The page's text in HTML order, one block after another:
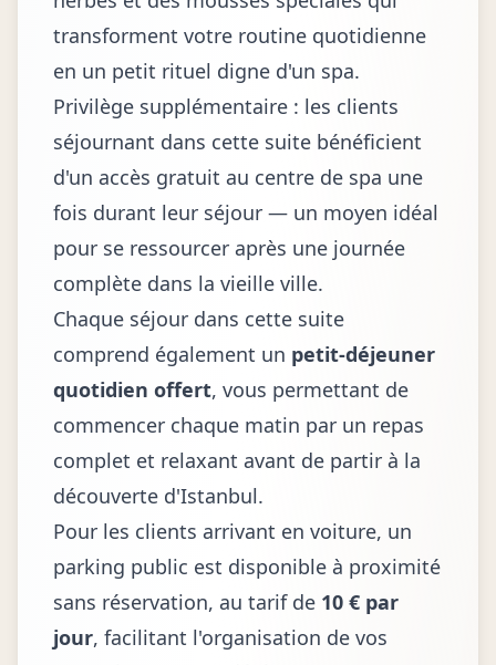
transforment votre routine quotidienne
en un petit rituel digne d'un spa.
Privilège supplémentaire : les clients
séjournant dans cette suite bénéficient
d'un accès gratuit au centre de spa une
fois durant leur séjour — un moyen idéal
pour se ressourcer après une journée
complète dans la vieille ville.
Chaque séjour dans cette suite
comprend également un petit-déjeuner
quotidien offert, vous permettant de
commencer chaque matin par un repas
complet et relaxant avant de partir à la
découverte d'Istanbul.
Pour les clients arrivant en voiture, un
parking public est disponible à proximité
sans réservation, au tarif de 10 € par
jour, facilitant l'organisation de vos